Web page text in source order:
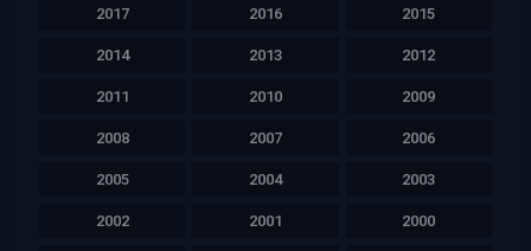
2017 2016 2015
2014 2013 2012
2011 2010 2009
2008 2007 2006
2005 2004 2003
2002 2001 2000